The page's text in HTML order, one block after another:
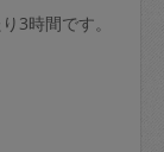
3時間です。